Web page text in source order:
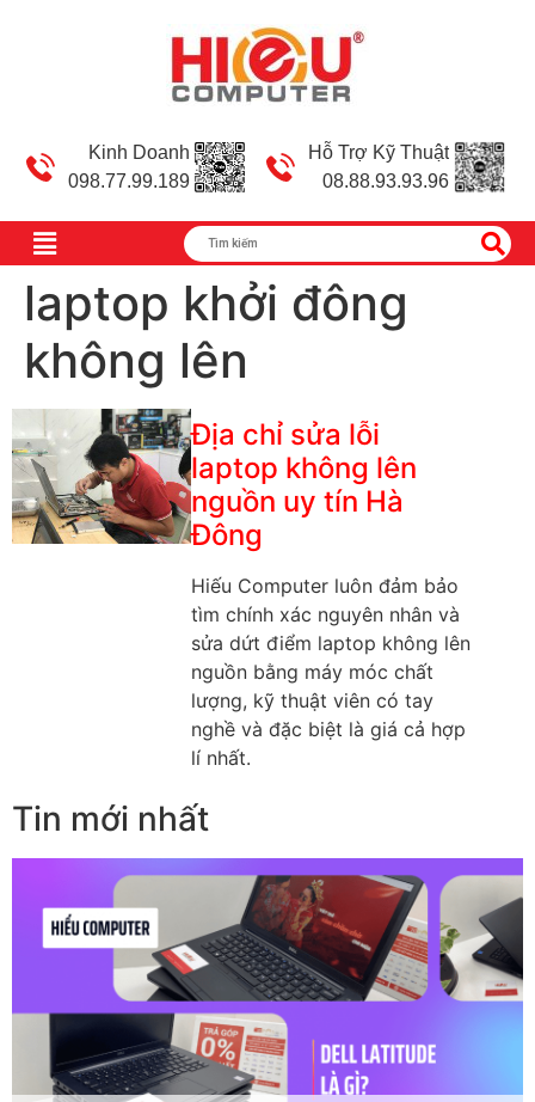
Kinh Doanh
098.77.99.189
Hỗ Trợ Kỹ Thuật
08.88.93.93.96
laptop khởi đông
không lên
Địa chỉ sửa lỗi
laptop không lên
nguồn uy tín Hà
Đông
Hiếu Computer luôn đảm bảo
tìm chính xác nguyên nhân và
sửa dứt điểm laptop không lên
nguồn bằng máy móc chất
lượng, kỹ thuật viên có tay
nghề và đặc biệt là giá cả hợp
lí nhất.
Tin mới nhất